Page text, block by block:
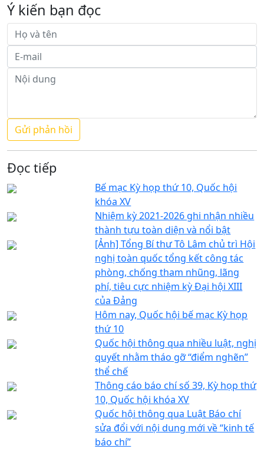
Ý kiến bạn đọc
Đọc tiếp
Bế mạc Kỳ họp thứ 10, Quốc hội
khóa XV
Nhiệm kỳ 2021-2026 ghi nhận nhiều
thành tựu toàn diện và nổi bật
[Ảnh] Tổng Bí thư Tô Lâm chủ trì Hội
nghị toàn quốc tổng kết công tác
phòng, chống tham nhũng, lãng
phí, tiêu cực nhiệm kỳ Đại hội XIII
của Đảng
Hôm nay, Quốc hội bế mạc Kỳ họp
thứ 10
Quốc hội thông qua nhiều luật, nghị
quyết nhằm tháo gỡ “điểm nghẽn”
thể chế
Thông cáo báo chí số 39, Kỳ họp thứ
10, Quốc hội khóa XV
Quốc hội thông qua Luật Báo chí
sửa đổi với nội dung mới về “kinh tế
báo chí”